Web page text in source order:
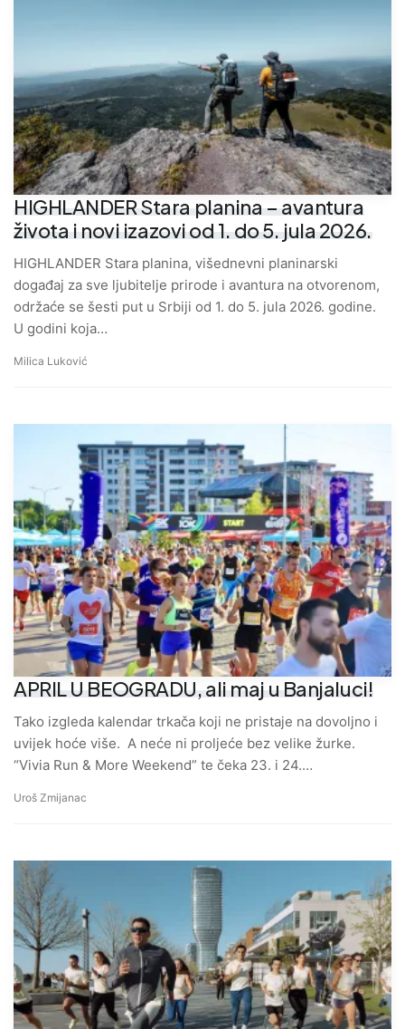
HIGHLANDER Stara planina – avantura
života i novi izazovi od 1. do 5. jula 2026.
HIGHLANDER Stara planina, višednevni planinarski
događaj za sve ljubitelje prirode i avantura na otvorenom,
održaće se šesti put u Srbiji od 1. do 5. jula 2026. godine.
U godini koja…
Milica Luković
APRIL U BEOGRADU, ali maj u Banjaluci!
Tako izgleda kalendar trkača koji ne pristaje na dovoljno i
uvijek hoće više. A neće ni proljeće bez velike žurke.
“Vivia Run & More Weekend” te čeka 23. i 24.…
Uroš Zmijanac